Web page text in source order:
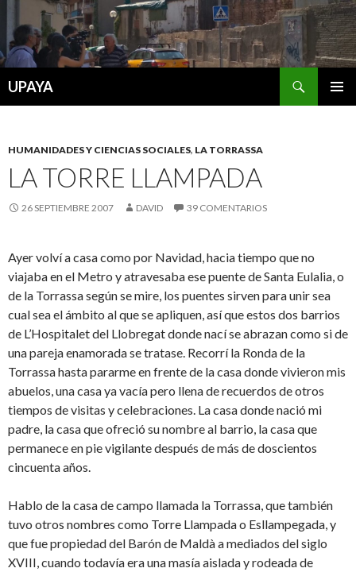
UPAYA
HUMANIDADES Y CIENCIAS SOCIALES, LA TORRASSA
LA TORRE LLAMPADA
26 SEPTIEMBRE 2007 DAVID 39 COMENTARIOS
Ayer volví a casa como por Navidad, hacia tiempo que no
viajaba en el Metro y atravesaba ese puente de Santa Eulalia, o
de la Torrassa según se mire, los puentes sirven para unir sea
cual sea el ámbito al que se apliquen, así que estos dos barrios
de L’Hospitalet del Llobregat donde nací se abrazan como si de
una pareja enamorada se tratase. Recorrí la Ronda de la
Torrassa hasta pararme en frente de la casa donde vivieron mis
abuelos, una casa ya vacía pero llena de recuerdos de otros
tiempos de visitas y celebraciones. La casa donde nació mi
padre, la casa que ofreció su nombre al barrio, la casa que
permanece en pie vigilante después de más de doscientos
cincuenta años.
Hablo de la casa de campo llamada la Torrassa, que también
tuvo otros nombres como Torre Llampada o Esllampegada, y
que fue propiedad del Barón de Maldà a mediados del siglo
XVIII, cuando todavía era una masía aislada y rodeada de